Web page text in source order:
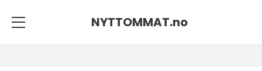
NYTTOMMAT.no